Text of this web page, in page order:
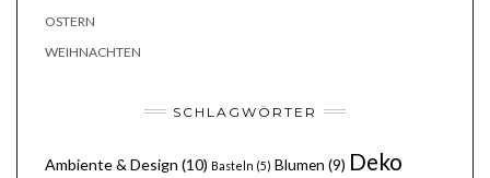
OSTERN
WEIHNACHTEN
SCHLAGWÖRTER
Ambiente & Design (10) Basteln (5) Blumen (9) Deko